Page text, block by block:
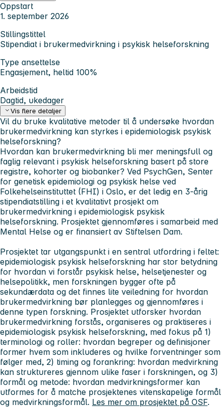
Oppstart
1. september 2026
Stillingstittel
Stipendiat i brukermedvirkning i psykisk helseforskning
Type ansettelse
Engasjement, heltid 100%
Arbeidstid
Dagtid, ukedager
Vis flere detaljer
Vil du bruke kvalitative metoder til å undersøke hvordan
brukermedvirkning kan styrkes i epidemiologisk psykisk
helseforskning?
Hvordan kan brukermedvirkning bli mer meningsfull og
faglig relevant i psykisk helseforskning basert på store
registre, kohorter og biobanker? Ved PsychGen, Senter
for genetisk epidemiologi og psykisk helse ved
Folkehelseinstituttet (FHI) i Oslo, er det ledig en 3-årig
stipendiatstilling i et kvalitativt prosjekt om
brukermedvirkning i epidemiologisk psykisk
helseforskning. Prosjektet gjennomføres i samarbeid med
Mental Helse og er finansiert av Stiftelsen Dam.
Prosjektet tar utgangspunkt i en sentral utfordring i feltet:
epidemiologisk psykisk helseforskning har stor betydning
for hvordan vi forstår psykisk helse, helsetjenester og
helsepolitikk, men forskningen bygger ofte på
sekundærdata og det finnes lite veiledning for hvordan
brukermedvirkning bør planlegges og gjennomføres i
denne typen forskning. Prosjektet utforsker hvordan
brukermedvirkning forstås, organiseres og praktiseres i
epidemiologisk psykisk helseforskning, med fokus på 1)
terminologi og roller: hvordan begreper og definisjoner
former hvem som inkluderes og hvilke forventninger som
følger med, 2) timing og forankring: hvordan medvirkning
kan struktureres gjennom ulike faser i forskningen, og 3)
formål og metode: hvordan medvirkningsformer kan
utformes for å matche prosjektenes vitenskapelige formål
og medvirkningsformål. Les mer om prosjektet på OSF.